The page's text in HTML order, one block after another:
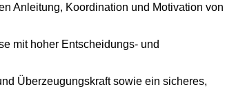
Anleitung, Koordination und Motivation von
mit hoher Entscheidungs‑ und
Überzeugungskraft sowie ein sicheres,